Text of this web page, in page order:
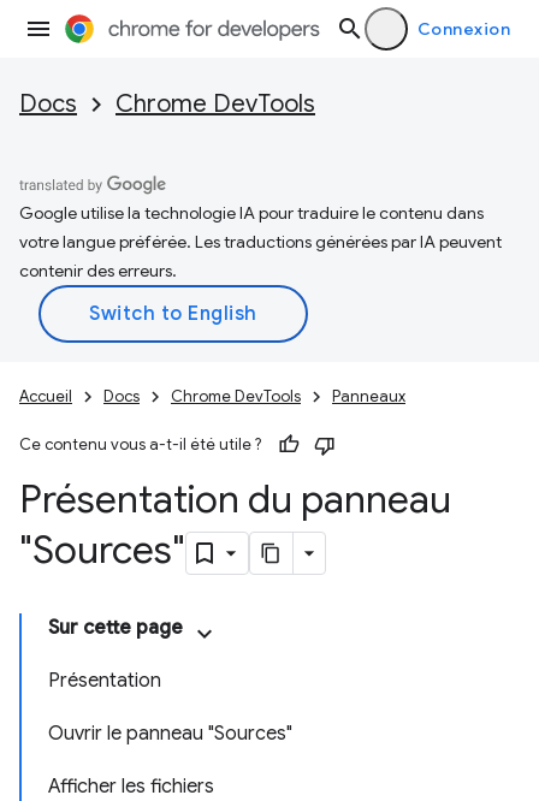
Connexion
Docs Chrome DevTools
Google utilise la technologie IA pour traduire le contenu dans
votre langue préférée. Les traductions générées par IA peuvent
contenir des erreurs.
Accueil Docs Chrome DevTools Panneaux
Ce contenu vous a-t-il été utile ?
Présentation du panneau
"Sources"
Sur cette page
Présentation
Ouvrir le panneau "Sources"
Afficher les fichiers